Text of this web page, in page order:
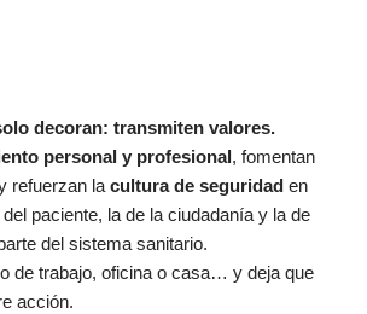
decoran: transmiten valores.
personal y profesional, fomentan
refuerzan la cultura de seguridad en
paciente, la de la ciudadanía y la de
del sistema sanitario.
de trabajo, oficina o casa… y deja que
acción.